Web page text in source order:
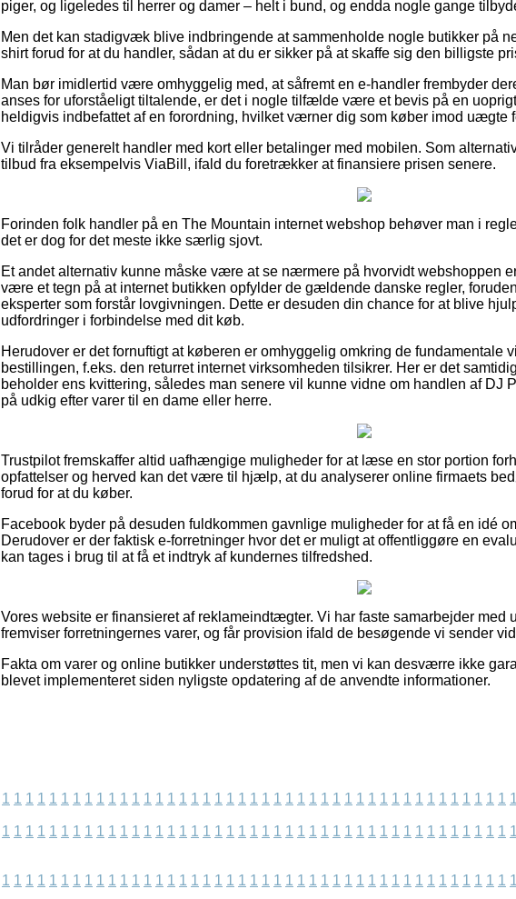
piger, og ligeledes til herrer og damer – helt i bund, og endda nogle gange
Men det kan stadigvæk blive indbringende at sammenholde nogle butikker på
shirt forud for at du handler, sådan at du er sikker på at skaffe sig den billigste
Man bør imidlertid være omhyggelig med, at såfremt en e-handler frembyder
anses for uforståeligt tiltalende, er det i nogle tilfælde være et bevis på en
heldigvis indbefattet af en forordning, hvilket værner dig som køber imod uægte
Vi tilråder generelt handler med kort eller betalinger med mobilen. Som
tilbud fra eksempelvis ViaBill, ifald du foretrækker at finansiere prisen senere.
Forinden folk handler på en The Mountain internet webshop behøver man i
det er dog for det meste ikke særlig sjovt.
Et andet alternativ kunne måske være at se nærmere på hvorvidt webshoppen
være et tegn på at internet butikken opfylder de gældende danske regler,
eksperter som forstår lovgivningen. Dette er desuden din chance for at blive
udfordringer i forbindelse med dit køb.
Herudover er det fornuftigt at køberen er omhyggelig omkring de fundamentale
bestillingen, f.eks. den returret internet virksomheden tilsikrer. Her er det
beholder ens kvittering, således man senere vil kunne vidne om handlen af DJ
på udkig efter varer til en dame eller herre.
Trustpilot fremskaffer altid uafhængige muligheder for at læse en stor portion
opfattelser og herved kan det være til hjælp, at du analyserer online firmaets
forud for at du køber.
Facebook byder på desuden fuldkommen gavnlige muligheder for at få en idé
Derudover er der faktisk e-forretninger hvor det er muligt at offentliggøre en
kan tages i brug til at få et indtryk af kundernes tilfredshed.
Vores website er finansieret af reklameindtægter. Vi har faste samarbejder med
fremviser forretningernes varer, og får provision ifald de besøgende vi sender
Fakta om varer og online butikker understøttes tit, men vi kan desværre ikke
blevet implementeret siden nyligste opdatering af de anvendte informationer.
1 1 1 1 1 1 1 1 1 1 1 1 1 1 1 1 1 1 1 1 1 1 1 1 1 1 1 1 1 1 1 1 1 1 1 1 1 1 1 1 1 1 1 1
1 1 1 1 1 1 1 1 1 1 1 1 1 1 1 1 1 1 1 1 1 1 1 1 1 1 1 1 1 1 1 1 1 1 1 1 1 1 1 1 1 1 1 1
1 1 1 1 1 1 1 1 1 1 1 1 1 1 1 1 1 1 1 1 1 1 1 1 1 1 1 1 1 1 1 1 1 1 1 1 1 1 1 1 1 1 1 1